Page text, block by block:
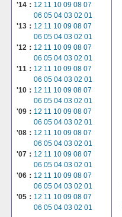
'14： 12 11 10 09 08 07
06 05 04 03 02 01
'13： 12 11 10 09 08 07
06 05 04 03 02 01
'12： 12 11 10 09 08 07
06 05 04 03 02 01
'11： 12 11 10 09 08 07
06 05 04 03 02 01
'10： 12 11 10 09 08 07
06 05 04 03 02 01
'09： 12 11 10 09 08 07
06 05 04 03 02 01
'08： 12 11 10 09 08 07
06 05 04 03 02 01
'07： 12 11 10 09 08 07
06 05 04 03 02 01
'06： 12 11 10 09 08 07
06 05 04 03 02 01
'05： 12 11 10 09 08 07
06 05 04 03 02 01